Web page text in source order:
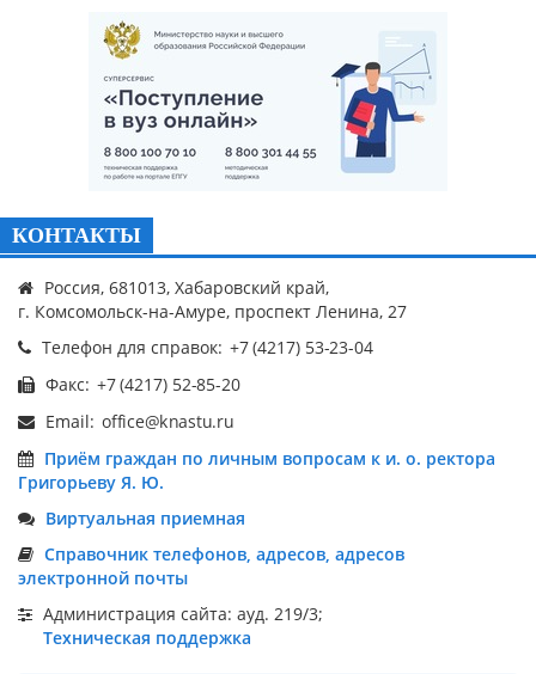
КОНТАКТЫ
Россия, 681013, Хабаровский край,
г. Комсомольск-на-Амуре, проспект Ленина, 27
Телефон для справок:
Факс:
Email:
Приём граждан по личным вопросам к и. о. ректора
Григорьеву Я. Ю.
Виртуальная приемная
Справочник телефонов, адресов, адресов
электронной почты
Администрация сайта: ауд. 219/3;
Техническая поддержка